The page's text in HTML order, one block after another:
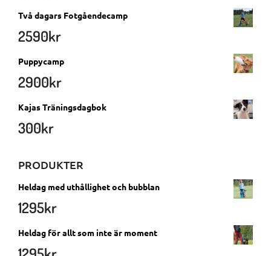
Två dagars Fotgåendecamp
2590kr
Puppycamp
2900kr
Kajas Träningsdagbok
300kr
PRODUKTER
Heldag med uthållighet och bubblan
1295kr
Heldag för allt som inte är moment